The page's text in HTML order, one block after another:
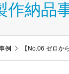
作納品
例 【No.06 ゼロか